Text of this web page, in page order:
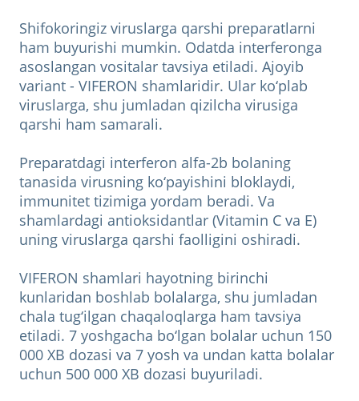
Shifokoringiz viruslarga qarshi preparatlarni
ham buyurishi mumkin. Odatda interferonga
asoslangan vositalar tavsiya etiladi. Ajoyib
variant - VIFERON shamlaridir. Ular ko‘plab
viruslarga, shu jumladan qizilcha virusiga
qarshi ham samarali.
Preparatdagi interferon alfa-2b bolaning
tanasida virusning ko‘payishini bloklaydi,
immunitet tizimiga yordam beradi. Va
shamlardagi antioksidantlar (Vitamin C va E)
uning viruslarga qarshi faolligini oshiradi.
VIFERON shamlari hayotning birinchi
kunlaridan boshlab bolalarga, shu jumladan
chala tug‘ilgan chaqaloqlarga ham tavsiya
etiladi. 7 yoshgacha bo‘lgan bolalar uchun 150
000 XB dozasi va 7 yosh va undan katta bolalar
uchun 500 000 XB dozasi buyuriladi.